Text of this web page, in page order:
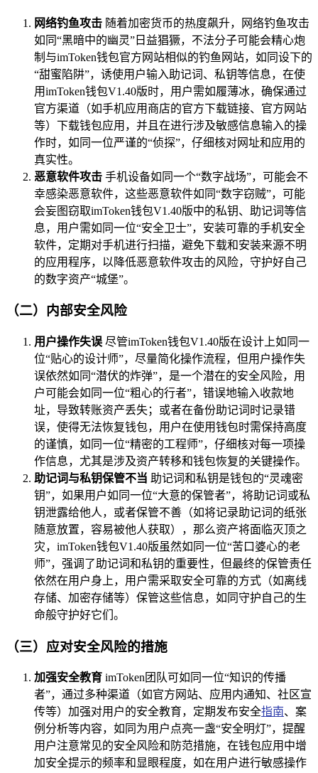
网络钓鱼攻击 随着加密货币的热度飙升，网络钓鱼攻击
如同“黑暗中的幽灵”日益猖獗，不法分子可能会精心炮
制与imToken钱包官方网站相似的钓鱼网站，如同设下的
“甜蜜陷阱”，诱使用户输入助记词、私钥等信息，在使
用imToken钱包V1.40版时，用户需如履薄冰，确保通过
官方渠道（如手机应用商店的官方下载链接、官方网站
等）下载钱包应用，并且在进行涉及敏感信息输入的操
作时，如同一位严谨的“侦探”，仔细核对网址和应用的
真实性。
恶意软件攻击 手机设备如同一个“数字战场”，可能会不
幸感染恶意软件，这些恶意软件如同“数字窃贼”，可能
会妄图窃取imToken钱包V1.40版中的私钥、助记词等信
息，用户需如同一位“安全卫士”，安装可靠的手机安全
软件，定期对手机进行扫描，避免下载和安装来源不明
的应用程序，以降低恶意软件攻击的风险，守护好自己
的数字资产“城堡”。
（二）内部安全风险
用户操作失误 尽管imToken钱包V1.40版在设计上如同一
位“贴心的设计师”，尽量简化操作流程，但用户操作失
误依然如同“潜伏的炸弹”，是一个潜在的安全风险，用
户可能会如同一位“粗心的行者”，错误地输入收款地
址，导致转账资产丢失；或者在备份助记词时记录错
误，使得无法恢复钱包，用户在使用钱包时需保持高度
的谨慎，如同一位“精密的工程师”，仔细核对每一项操
作信息，尤其是涉及资产转移和钱包恢复的关键操作。
助记词与私钥保管不当 助记词和私钥是钱包的“灵魂密
钥”，如果用户如同一位“大意的保管者”，将助记词或私
钥泄露给他人，或者保管不善（如将记录助记词的纸张
随意放置，容易被他人获取），那么资产将面临灭顶之
灾，imToken钱包V1.40版虽然如同一位“苦口婆心的老
师”，强调了助记词和私钥的重要性，但最终的保管责任
依然在用户身上，用户需采取安全可靠的方式（如离线
存储、加密存储等）保管这些信息，如同守护自己的生
命般守护好它们。
（三）应对安全风险的措施
加强安全教育 imToken团队可如同一位“知识的传播
者”，通过多种渠道（如官方网站、应用内通知、社区宣
传等）加强对用户的安全教育，定期发布安全指南、案
例分析等内容，如同为用户点亮一盏“安全明灯”，提醒
用户注意常见的安全风险和防范措施，在钱包应用中增
加安全提示的频率和显眼程度，如在用户进行敏感操作